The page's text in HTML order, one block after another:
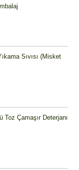
Sıvısı (Misket
Çamaşır Deterjanı